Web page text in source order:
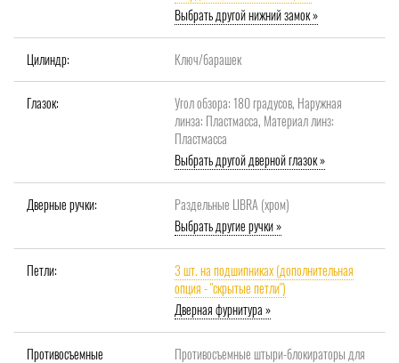
Выбрать другой нижний замок »
Цилиндр: Ключ/барашек
Глазок:
Угол обзора: 180 градусов, Наружная
линза: Пластмасса, Материал линз:
Пластмасса
Выбрать другой дверной глазок »
Дверные ручки:
Раздельные LIBRA (хром)
Выбрать другие ручки »
Петли:
3 шт. на подшипниках (дополнительная
опция - "скрытые петли")
Дверная фурнитура »
Противосъемные
Противосъемные штыри-блокираторы для